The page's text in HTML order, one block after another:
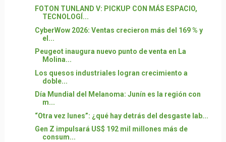
FOTON TUNLAND V: PICKUP CON MÁS ESPACIO,
TECNOLOGÍ...
CyberWow 2026: Ventas crecieron más del 169 % y
el...
Peugeot inaugura nuevo punto de venta en La
Molina...
Los quesos industriales logran crecimiento a
doble...
Día Mundial del Melanoma: Junín es la región con
m...
“Otra vez lunes”: ¿qué hay detrás del desgaste lab...
Gen Z impulsará US$ 192 mil millones más de
consum...